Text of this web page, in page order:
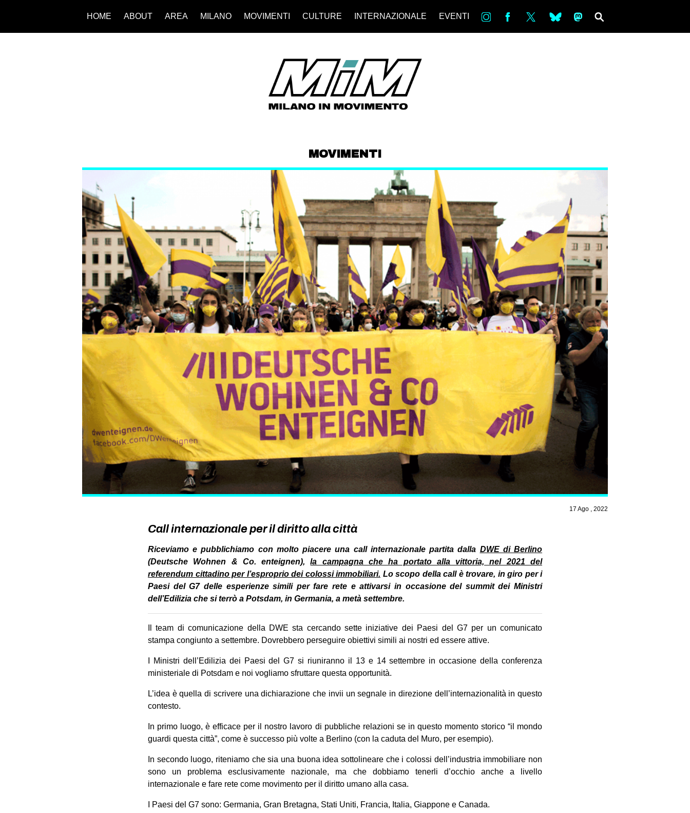
HOME ABOUT AREA MILANO MOVIMENTI CULTURE INTERNAZIONALE EVENTI in bsky ms
MOVIMENTI
17 Ago , 2022
Call internazionale per il diritto alla città
Riceviamo e pubblichiamo con molto piacere una call internazionale partita dalla DWE di Berlino
(Deutsche Wohnen & Co. enteignen),la campagna che ha portato alla vittoria, nel 2021 del
referendum cittadino per l’esproprio dei colossi immobiliari. Lo scopo della call è trovare, in giro per i
Paesi del G7 delle esperienze simili per fare rete e attivarsi in occasione del summit dei Ministri
dell’Edilizia che si terrò a Potsdam, in Germania, a metà settembre.
Il team di comunicazione della DWE sta cercando sette iniziative dei Paesi del G7 per un comunicato
stampa congiunto a settembre. Dovrebbero perseguire obiettivi simili ai nostri ed essere attive.
I Ministri dell’Edilizia dei Paesi del G7 si riuniranno il 13 e 14 settembre in occasione della conferenza
ministeriale di Potsdam e noi vogliamo sfruttare questa opportunità.
L’idea è quella di scrivere una dichiarazione che invii un segnale in direzione dell’internazionalità in questo
contesto.
In primo luogo, è efficace per il nostro lavoro di pubbliche relazioni se in questo momento storico “il mondo
guardi questa città”, come è successo più volte a Berlino (con la caduta del Muro, per esempio).
In secondo luogo, riteniamo che sia una buona idea sottolineare che i colossi dell’industria immobiliare non
sono un problema esclusivamente nazionale, ma che dobbiamo tenerli d’occhio anche a livello
internazionale e fare rete come movimento per il diritto umano alla casa.
I Paesi del G7 sono: Germania, Gran Bretagna, Stati Uniti, Francia, Italia, Giappone e Canada.